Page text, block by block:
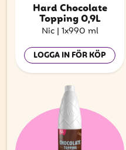
Hard Chocolate
Topping 0,9L
Nic | 1x990 ml
LOGGA IN FÖR KÖP